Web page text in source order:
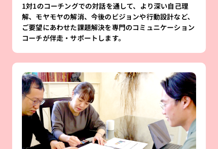
1対1のコーチングでの対話を通して、より深い自己理
解、モヤモヤの解消、今後のビジョンや行動設計など、
ご要望にあわせた課題解決を専門のコミュニケーション
コーチが伴走・サポートします。